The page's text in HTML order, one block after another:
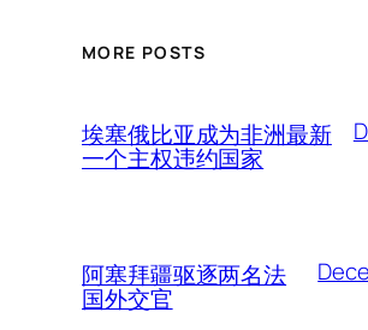
MORE POSTS
埃塞俄比亚成为非洲最新
一个主权违约国家
阿塞拜疆驱逐两名法
国外交官